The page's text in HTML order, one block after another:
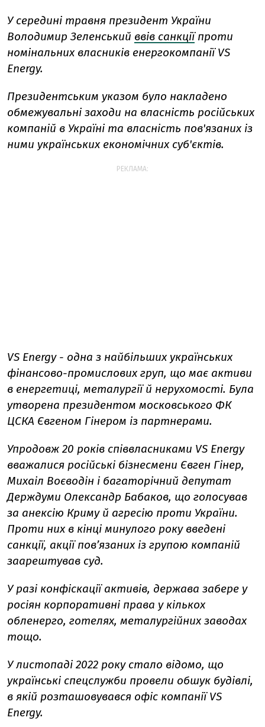
У середині травня президент України
Володимир Зеленський ввів санкціїпроти
номінальних власників енергокомпанії VS
Energy.
Президентським указом було накладено
обмежувальні заходи на власність російських
компаній в Україні та власність пов'язаних із
ними українських економічних суб'єктів.
РЕКЛАМА:
VS Energy - одна з найбільших українських
фінансово-промислових груп, що має активи
в енергетиці, металургії й нерухомості. Була
утворена президентом московського ФК
ЦСКА Євгеном Гінером із партнерами.
Упродовж 20 років співвласниками VS Energy
вважалися російські бізнесмени Євген Гінер,
Михаіл Воєводін і багаторічний депутат
Держдуми Олександр Бабаков, що голосував
за анексію Криму й агресію проти України.
Проти них в кінці минулого року введені
санкції, акції пов’язаних із групою компаній
заарештував суд.
У разі конфіскації активів, держава забере у
росіян корпоративні права у кількох
обленерго, готелях, металургійних заводах
тощо.
У листопаді 2022 року стало відомо, що
українські спецслужби провели обшук будівлі,
в якій розташовувався офіс компанії VS
Energy.